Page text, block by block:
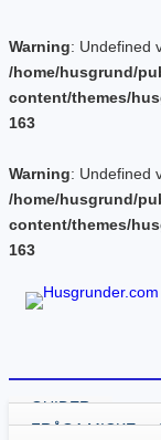
Warning: Undefined
/home/husgrund/
content/themes/
163
Warning: Undefined
/home/husgrund/
content/themes/
163
GUIDER
VÄLJA
FRÅGA MICKE